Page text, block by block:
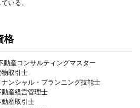
いる。
格
動産コンサルティングマスター
物取引士
ナンシャル・プランニング技能士
動産経営管理士
動産取引士